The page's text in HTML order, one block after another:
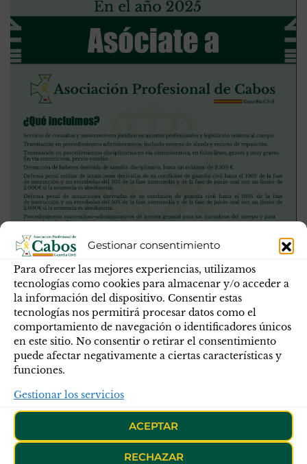
Gestionar consentimiento
Para ofrecer las mejores experiencias, utilizamos
tecnologías como cookies para almacenar y/o acceder a
la información del dispositivo. Consentir estas
tecnologías nos permitirá procesar datos como el
comportamiento de navegación o identificadores únicos
en este sitio. No consentir o retirar el consentimiento
puede afectar negativamente a ciertas características y
funciones.
Gestionar los servicios
ACEPTAR
RECHAZAR
Publicado en SLP Inglés y Francés
3.3.3.3 apcabos arabe
formación
italiano ruso